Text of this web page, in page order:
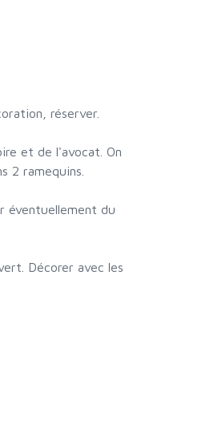
réserver.
et de l'avocat. On
2 ramequins.
éventuellement du
Décorer avec les